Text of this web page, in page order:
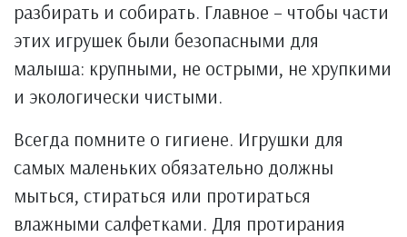
разбирать и собирать. Главное – чтобы части
этих игрушек были безопасными для
малыша: крупными, не острыми, не хрупкими
и экологически чистыми.
Всегда помните о гигиене. Игрушки для
самых маленьких обязательно должны
мыться, стираться или протираться
влажными салфетками. Для протирания